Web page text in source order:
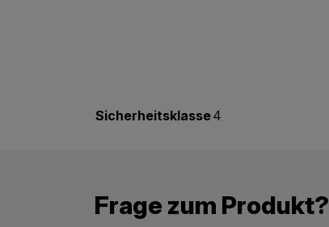
Sicherheitsklasse4
Frage zum Produkt?